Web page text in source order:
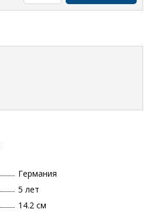
Германия
5 лет
14.2 см